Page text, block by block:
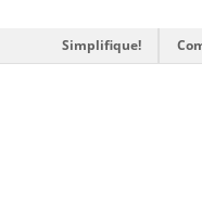
Simplifique!